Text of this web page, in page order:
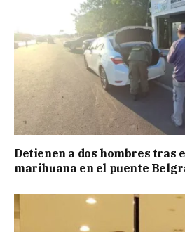
Detienen a dos hombres tras
marihuana en el puente